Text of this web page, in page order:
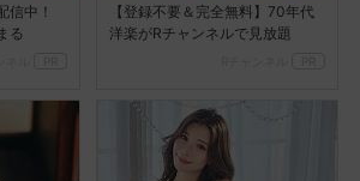
信中！
る
【登録不要＆完全無料】70年代
洋楽がRチャンネルで見放題